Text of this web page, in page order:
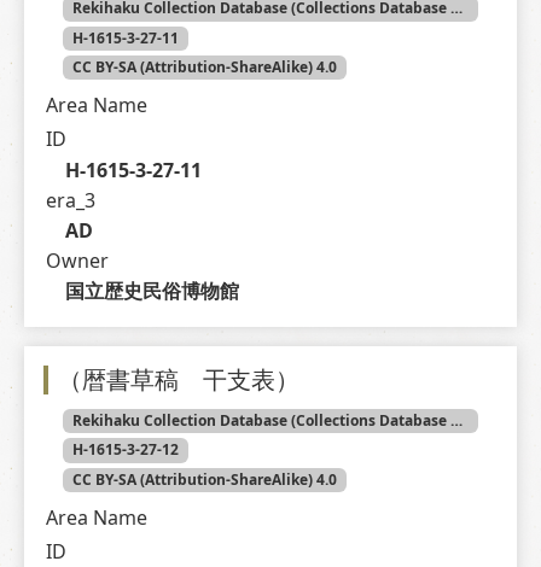
Rekihaku Collection Database (Collections Database of the National Museum of Japanese History)
H-1615-3-27-11
CC BY-SA (Attribution-ShareAlike) 4.0
Area Name
ID
H-1615-3-27-11
era_3
AD
Owner
国立歴史民俗博物館
（暦書草稿 干支表）
Rekihaku Collection Database (Collections Database of the National Museum of Japanese History)
H-1615-3-27-12
CC BY-SA (Attribution-ShareAlike) 4.0
Area Name
ID